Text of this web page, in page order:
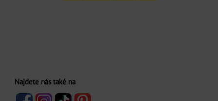
Najdete nás také na